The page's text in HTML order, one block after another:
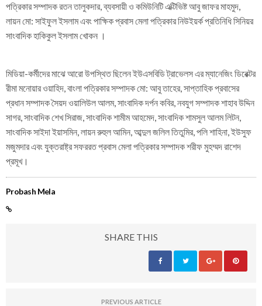
পত্রিকার সম্পাদক রতন তালুকদার, ব্যবসায়ী ও কমিউনিটি এক্টিভিষ্ট আবু জাফর মাহমুদ,
লায়ন মো: সাইফুল ইসলাম এবং পাক্ষিক প্রবাস মেলা পত্রিকার নিউইয়র্ক প্রতিনিধি সিনিয়র
সাংবাদিক হাকিকুল ইসলাম খোকন ।
মিডিয়া-কর্মীদের মাঝে আরো উপস্থিত ছিলেন ইউএসবিডি ট্রাভেলস এর ম্যানেজিং ডিরেক্টর
রীমা মনোয়ার ওয়াহিদ, বাংলা পত্রিকার সম্পাদক মো: আবু তাহের, সাপ্তাহিক প্রবাসের
প্রধান সম্পাদক সৈয়দ ওয়ালিউল আলম, সাংবাদিক দর্পন কবির, নবযুগ সম্পাদক শাহাব উদ্দিন
সাগর, সাংবাদিক শেখ সিরাজ, সাংবাদিক শামীম আহমেদ, সাংবাদিক শামসুল আলম লিটন,
সাংবাদিক সাইদা ইয়াসমিন, লায়ন রুহুল আমিন, আব্দুল জলিল তিতুমির, পলি শাহিনা, ইউসুফ
মজুমদার এবং যুক্তরাষ্ট্র সফররত প্রবাস মেলা পত্রিকার সম্পাদক শরীফ মুহম্মদ রাশেদ
প্রমূখ।
Probash Mela
SHARE THIS
PREVIOUS ARTICLE